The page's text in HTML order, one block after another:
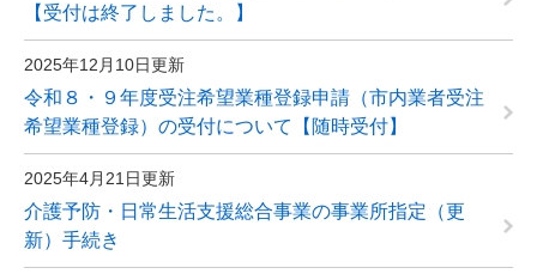
【受付は終了しました。】
2025年12月10日更新
令和８・９年度受注希望業種登録申請（市内業者受注
希望業種登録）の受付について【随時受付】
2025年4月21日更新
介護予防・日常生活支援総合事業の事業所指定（更
新）手続き